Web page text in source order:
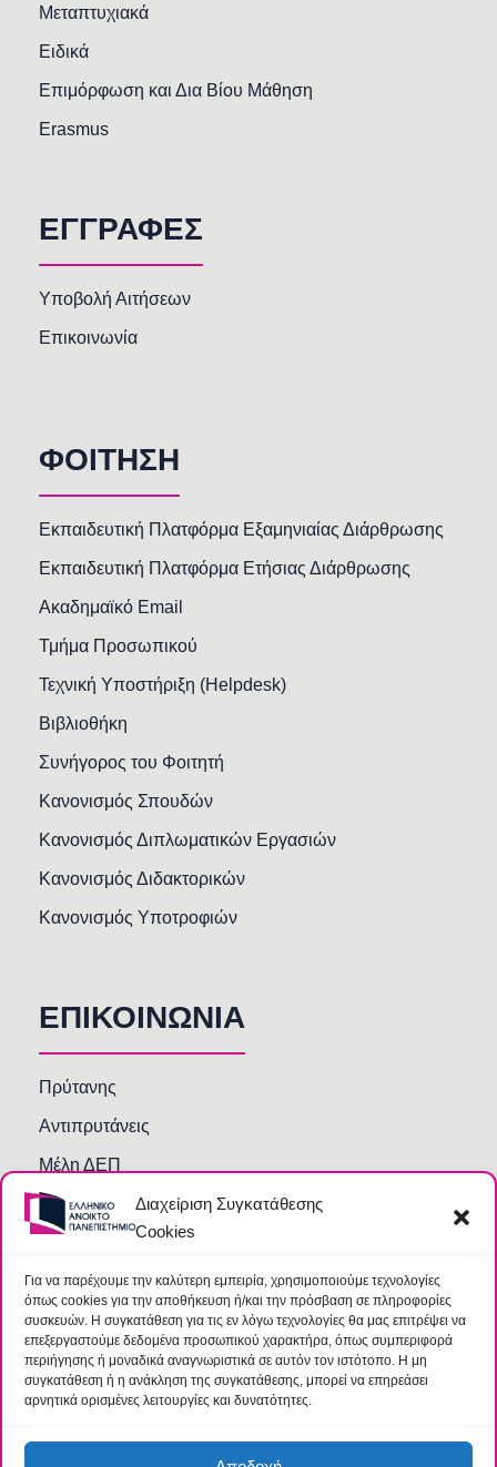
Διαχείριση Συγκατάθεσης
Cookies
Για να παρέχουμε την καλύτερη εμπειρία, χρησιμοποιούμε τεχνολογίες
όπως cookies για την αποθήκευση ή/και την πρόσβαση σε πληροφορίες
συσκευών. Η συγκατάθεση για τις εν λόγω τεχνολογίες θα μας επιτρέψει να
επεξεργαστούμε δεδομένα προσωπικού χαρακτήρα, όπως συμπεριφορά
περιήγησης ή μοναδικά αναγνωριστικά σε αυτόν τον ιστότοπο. Η μη
συγκατάθεση ή η ανάκληση της συγκατάθεσης, μπορεί να επηρεάσει
αρνητικά ορισμένες λειτουργίες και δυνατότητες.
Μεταπτυχιακά
Ειδικά
Επιμόρφωση και Δια Βίου Μάθηση
Erasmus
ΕΓΓΡΑΦΕΣ
Υποβολή Αιτήσεων
Επικοινωνία
ΦΟΙΤΗΣΗ
Εκπαιδευτική Πλατφόρμα Εξαμηνιαίας Διάρθρωσης
Εκπαιδευτική Πλατφόρμα Ετήσιας Διάρθρωσης
Ακαδημαϊκό Email
Τμήμα Προσωπικού
Τεχνική Υποστήριξη (Helpdesk)
Βιβλιοθήκη
Συνήγορος του Φοιτητή
Κανονισμός Σπουδών
Κανονισμός Διπλωματικών Εργασιών
Κανονισμός Διδακτορικών
Κανονισμός Υποτροφιών
ΕΠΙΚΟΙΝΩΝΙΑ
Πρύτανης
Αντιπρυτάνεις
Μέλη ΔΕΠ
Τμήματα και Υπηρεσίες
Γραμματείες Κοσμητειών Σχολών
Βιβλιοθήκη
Συχνές Ερωτήσεις